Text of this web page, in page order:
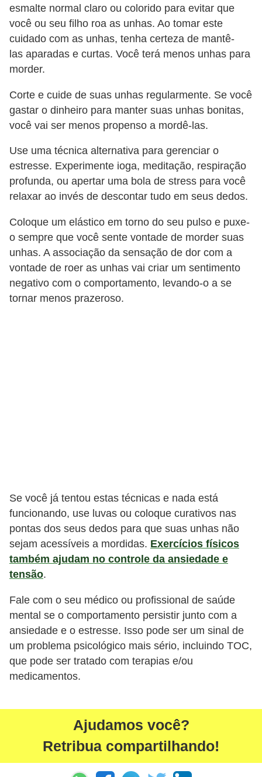
esmalte normal claro ou colorido para evitar que
você ou seu filho roa as unhas. Ao tomar este
cuidado com as unhas, tenha certeza de mantê-
las aparadas e curtas. Você terá menos unhas para
morder.
Corte e cuide de suas unhas regularmente. Se você
gastar o dinheiro para manter suas unhas bonitas,
você vai ser menos propenso a mordê-las.
Use uma técnica alternativa para gerenciar o
estresse. Experimente ioga, meditação, respiração
profunda, ou apertar uma bola de stress para você
relaxar ao invés de descontar tudo em seus dedos.
Coloque um elástico em torno do seu pulso e puxe-
o sempre que você sente vontade de morder suas
unhas. A associação da sensação de dor com a
vontade de roer as unhas vai criar um sentimento
negativo com o comportamento, levando-o a se
tornar menos prazeroso.
Se você já tentou estas técnicas e nada está
funcionando, use luvas ou coloque curativos nas
pontas dos seus dedos para que suas unhas não
sejam acessíveis a mordidas. Exercícios físicos
também ajudam no controle da ansiedade e
tensão.
Fale com o seu médico ou profissional de saúde
mental se o comportamento persistir junto com a
ansiedade e o estresse. Isso pode ser um sinal de
um problema psicológico mais sério, incluindo TOC,
que pode ser tratado com terapias e/ou
medicamentos.
Ajudamos você?
Retribua compartilhando!